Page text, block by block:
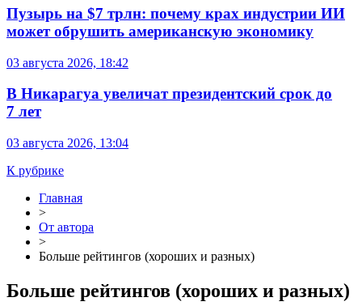
Пузырь на $7 трлн: почему крах индустрии ИИ
может обрушить американскую экономику
03 августа 2026, 18:42
В Никарагуа увеличат президентский срок до
7 лет
03 августа 2026, 13:04
К рубрике
Главная
>
От автора
>
Больше рейтингов (хороших и разных)
Больше рейтингов (хороших и разных)